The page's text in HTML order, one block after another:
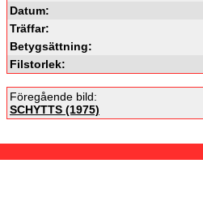
Datum:
Träffar:
Betygsättning:
Filstorlek:
Föregående bild:
SCHYTTS (1975)